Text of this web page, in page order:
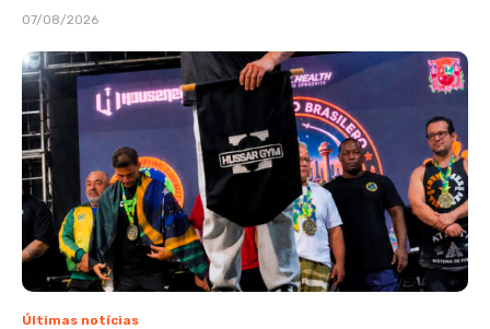
07/08/2026
Últimas notícias